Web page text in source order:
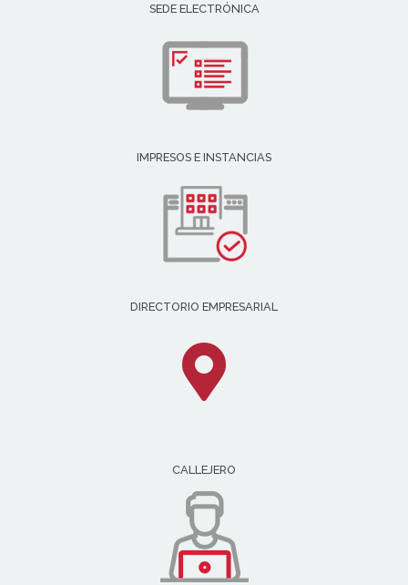
SEDE ELECTRÓNICA
IMPRESOS E INSTANCIAS
DIRECTORIO EMPRESARIAL
CALLEJERO